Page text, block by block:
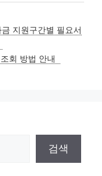
지원구간별 필요서
회 방법 안내
검색